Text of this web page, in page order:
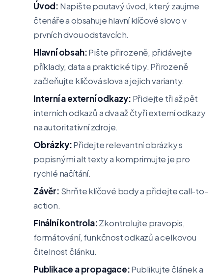
Úvod: Napište poutavý úvod, který zaujme
čtenáře a obsahuje hlavní klíčové slovo v
prvních dvou odstavcích.
Hlavní obsah:Pište přirozeně, přidávejte
příklady, data a praktické tipy. Přirozeně
začleňujte klíčová slova a jejich varianty.
Interní a externí odkazy: Přidejte tři až pět
interních odkazů a dva až čtyři externí odkazy
na autoritativní zdroje.
Obrázky:Přidejte relevantní obrázky s
popisnými alt texty a komprimujte je pro
rychlé načítání.
Závěr: Shrňte klíčové body a přidejte call-to-
action.
Finální kontrola:Zkontrolujte pravopis,
formátování, funkčnost odkazů a celkovou
čitelnost článku.
Publikace a propagace:Publikujte článek a